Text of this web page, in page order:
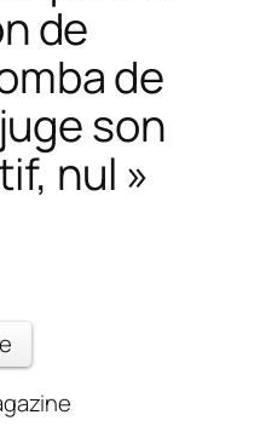
de
de
son
nul »